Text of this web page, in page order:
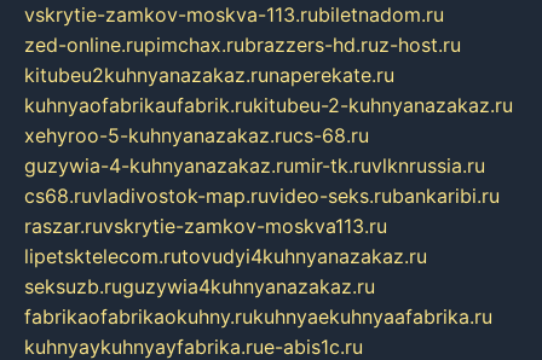
vskrytie-zamkov-moskva-113.rubiletnadom.ru
zed-online.rupimchax.rubrazzers-hd.ruz-host.ru
kitubeu2kuhnyanazakaz.runaperekate.ru
kuhnyaofabrikaufabrik.rukitubeu-2-kuhnyanazakaz.ru
xehyroo-5-kuhnyanazakaz.rucs-68.ru
guzywia-4-kuhnyanazakaz.rumir-tk.ruvlknrussia.ru
cs68.ruvladivostok-map.ruvideo-seks.rubankaribi.ru
raszar.ruvskrytie-zamkov-moskva113.ru
lipetsktelecom.rutovudyi4kuhnyanazakaz.ru
seksuzb.ruguzywia4kuhnyanazakaz.ru
fabrikaofabrikaokuhny.rukuhnyaekuhnyaafabrika.ru
kuhnyaykuhnyayfabrika.rue-abis1c.ru